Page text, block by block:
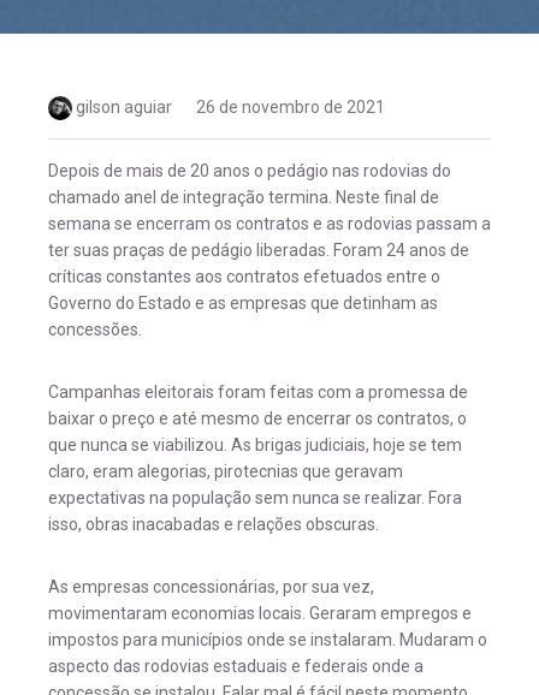
gilson aguiar 26 de novembro de 2021
Depois de mais de 20 anos o pedágio nas rodovias do
chamado anel de integração termina. Neste final de
semana se encerram os contratos e as rodovias passam a
ter suas praças de pedágio liberadas. Foram 24 anos de
críticas constantes aos contratos efetuados entre o
Governo do Estado e as empresas que detinham as
concessões.
Campanhas eleitorais foram feitas com a promessa de
baixar o preço e até mesmo de encerrar os contratos, o
que nunca se viabilizou. As brigas judiciais, hoje se tem
claro, eram alegorias, pirotecnias que geravam
expectativas na população sem nunca se realizar. Fora
isso, obras inacabadas e relações obscuras.
As empresas concessionárias, por sua vez,
movimentaram economias locais. Geraram empregos e
impostos para municípios onde se instalaram. Mudaram o
aspecto das rodovias estaduais e federais onde a